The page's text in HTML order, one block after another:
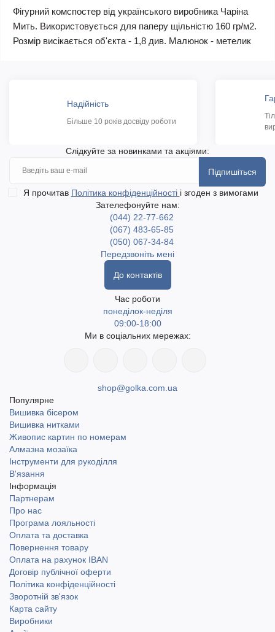
Фігурний комспостер від українського виробника Чаріна
Мить. Використовується для паперу щільністю 160 гр/м2.
Розмір висікається об'єкта - 1,8 див. Малюнок - метелик
Надійність
Більше 10 років досвіду роботи
Слідкуйте за новинками та акціями:
Підпишіться
Я прочитав Політика конфіденційності і згоден з вимогами
Зателефонуйте нам:
(044) 22-77-662
(067) 483-65-85
(050) 067-34-84
Передзвоніть мені
До контактів
Час роботи
понеділок-неділя
09:00-18:00
Ми в соціальних мережах:
shop@golka.com.ua
Популярне
Вишивка бісером
Вишивка нитками
Живопис картин по номерам
Алмазна мозаїка
Інструменти для рукоділля
В'язання
Інформація
Партнерам
Про нас
Програма лояльності
Оплата та доставка
Повернення товару
Оплата на рахунок IBAN
Договір публічної оферти
Політика конфіденційності
Зворотній зв'язок
Карта сайту
Виробники